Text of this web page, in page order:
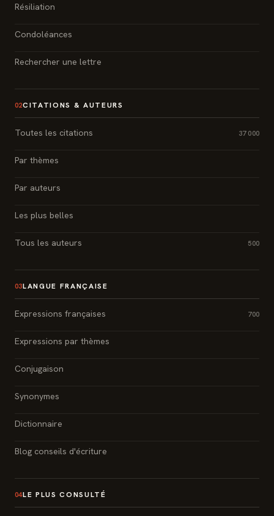
Résiliation
Condoléances
Rechercher une lettre
02CITATIONS & AUTEURS
Toutes les citations 37 000
Par thèmes
Par auteurs
Les plus belles
Tous les auteurs 500
03LANGUE FRANÇAISE
Expressions françaises 700
Expressions par thèmes
Conjugaison
Synonymes
Dictionnaire
Blog conseils d'écriture
04LE PLUS CONSULTÉ